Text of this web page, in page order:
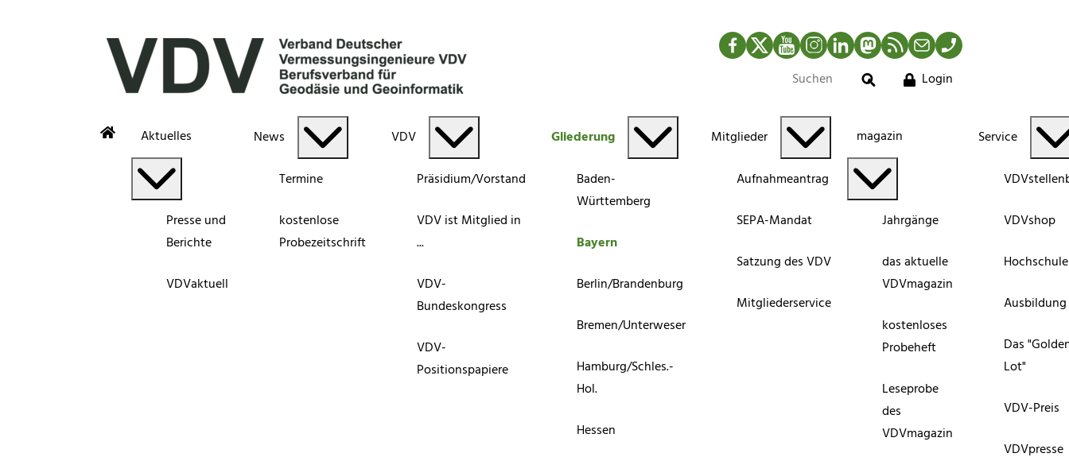
Facebook
TwitterYouTubeInstagram
LinkedInMastodonRSS-Newsfeed
MailTelefon
Suche
Login
Aktuelles
Presse und
Berichte
VDVaktuell
News
Termine
kostenlose
Probezeitschrift
VDV
Präsidium/Vorstand
VDV ist Mitglied in
...
VDV-
Bundeskongress
VDV-
Positionspapiere
Gliederung
Baden-
Württemberg
Bayern
Berlin/Brandenburg
Bremen/Unterweser
Hamburg/Schles.-
Hol.
Hessen
Mitglieder
Aufnahmeantrag
SEPA-Mandat
Satzung des VDV
Mitgliederservice
magazin
Jahrgänge
das aktuelle
VDVmagazin
kostenloses
Probeheft
Leseprobe
des
VDVmagazin
Service
VDVshop
Ausbildung
Das
Lot"
VDV-Preis
VDVpresse